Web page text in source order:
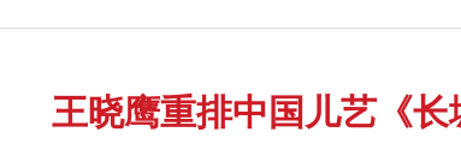
王晓鹰重排中国儿艺《